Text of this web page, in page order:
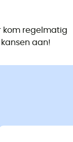
kom regelmatig
aan!